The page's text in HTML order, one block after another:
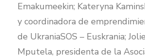
Emakumeekin; Kateryna
y coordinadora de
de UkraniaSOS – Euskrania;
Mputela, presidenta de la